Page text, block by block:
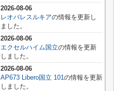
2026-08-06
レオパレスルキアの情報を更新し
ました。
2026-08-06
エクセルハイム国立の情報を更新
しました。
2026-08-06
AP673 Libero国立 101の情報を更新
しました。